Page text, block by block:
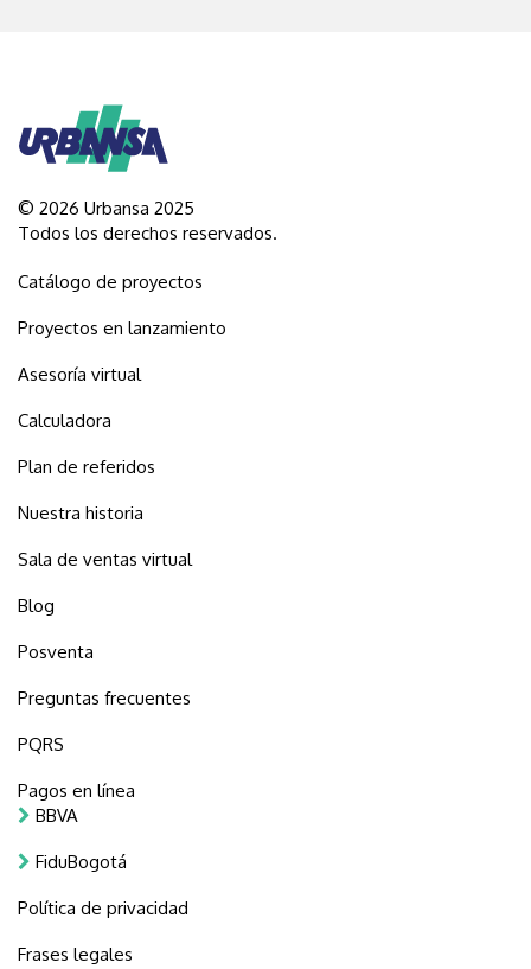
© 2026 Urbansa 2025
Todos los derechos reservados.
Catálogo de proyectos
Proyectos en lanzamiento
Asesoría virtual
Calculadora
Plan de referidos
Nuestra historia
Sala de ventas virtual
Blog
Posventa
Preguntas frecuentes
PQRS
Pagos en línea
BBVA
FiduBogotá
Política de privacidad
Frases legales